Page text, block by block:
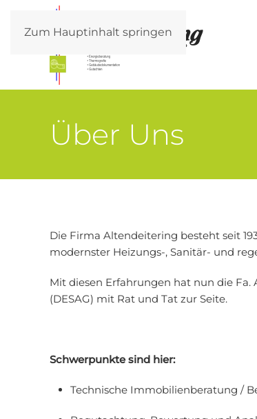
Zum Hauptinhalt springen
Über Uns
Die Firma Altendeitering besteht seit
modernster Heizungs-, Sanitär- und
Mit diesen Erfahrungen hat nun die
(DESAG) mit Rat und Tat zur Seite.
Schwerpunkte sind hier:
Technische Immobilienberatung /